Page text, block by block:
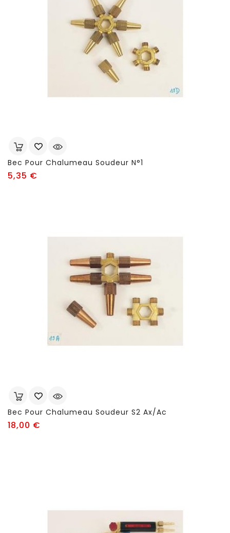
Bec Pour Chalumeau Soudeur N°1
5,35 €
Bec Pour Chalumeau Soudeur S2 Ax/ac
18,00 €